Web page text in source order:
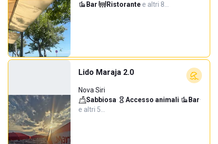
Bar· Ristorante·e altri 8…
Lido Maraja 2.0
Nova Siri
Sabbiosa· Accesso animali· Bar·
e altri 5…